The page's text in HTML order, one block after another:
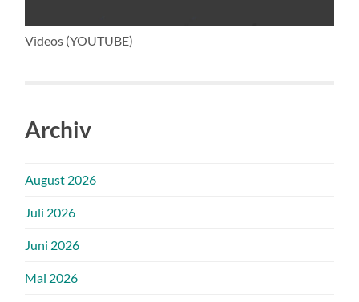
Videos (YOUTUBE)
Archiv
August 2026
Juli 2026
Juni 2026
Mai 2026